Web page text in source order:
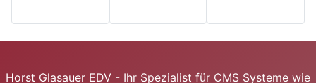
Horst Glasauer EDV - Ihr Spezialist für CMS Systeme wie